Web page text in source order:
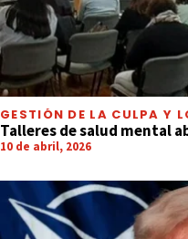
GESTIÓN DE LA CULPA Y
Talleres de salud mental
10 de abril, 2026